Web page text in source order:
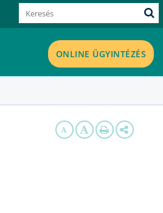
ONLINE ÜGYINTÉZÉS